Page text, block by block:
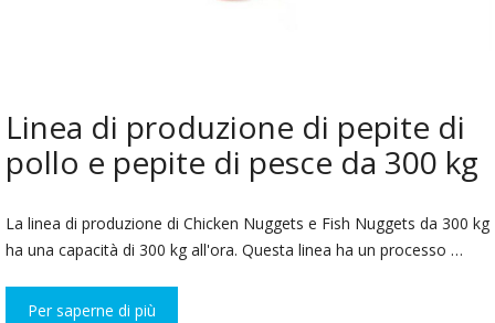
Linea di produzione di pepite di
pollo e pepite di pesce da 300 kg
La linea di produzione di Chicken Nuggets e Fish Nuggets da 300 kg
ha una capacità di 300 kg all'ora. Questa linea ha un processo …
Per saperne di più